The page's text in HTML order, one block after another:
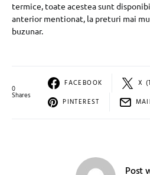
termice, toate acestea sunt
anterior mentionat, la preturi mai
buzunar.
0
Shares
FACEBOOK
X
PINTEREST
Post